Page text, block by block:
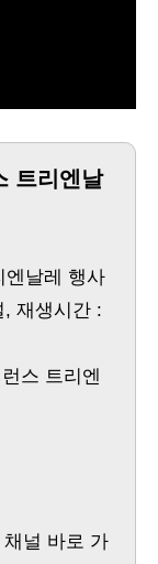
트리엔날
엔날레 행사
재생시간 :
스 트리엔
널 바로 가